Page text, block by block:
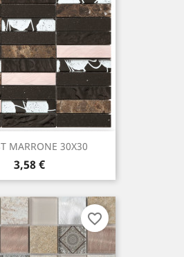
MARRONE 30X30
Precio
3,58 €
favorite_border